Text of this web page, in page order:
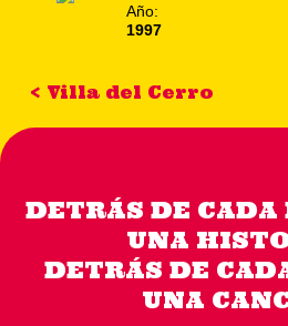
Año:
1997
< Villa del Cerro
DETRÁS DE
UNA
DETRÁS DE
UNA